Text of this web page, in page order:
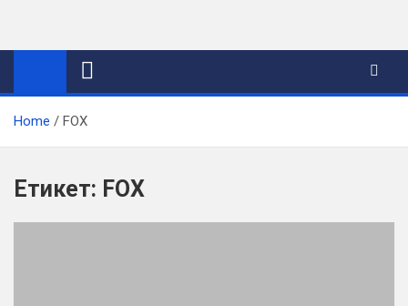
content
Home FOX
Етикет: FOX